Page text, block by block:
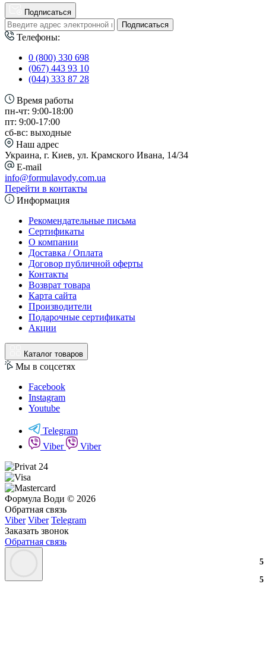
3
3
2
2
3
3
5
5
Подписаться
Подписаться
Телефоны:
0 (800) 330 698
(067) 443 93 10
(044) 333 87 28
Время работы
пн-чт: 9:00-18:00
пт: 9:00-17:00
сб-вс: выходные
Наш адрес
Украина, г. Киев, ул. Крамского Ивана, 14/34
E-mail
info@formulavody.com.ua
Перейти в контакты
Информация
Рекомендательные письма
Сертификаты
О компании
Доставка / Оплата
Договор публичной оферты
Контакты
Возврат товара
Карта сайта
Производители
Подарочные сертификаты
Акции
Каталог товаров
Мы в соцсетях
Facebook
Instagram
Youtube
Telegram
Viber
Viber
Формула Води © 2026
Обратная связь
Viber Viber Telegram
Заказать звонок
Обратная связь